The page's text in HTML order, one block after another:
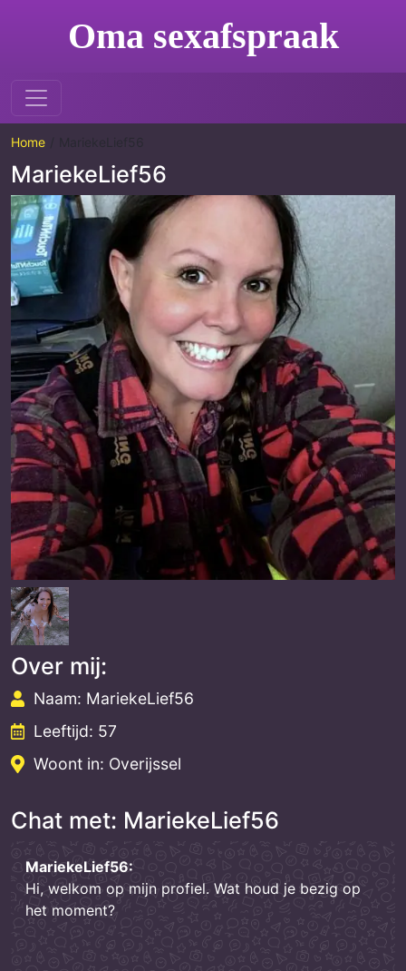
Oma sexafspraak
Home
MariekeLief56
Over mij:
Naam: MariekeLief56
Leeftijd: 57
Woont in: Overijssel
Chat met: MariekeLief56
MariekeLief56:
Hi, welkom op mijn profiel. Wat houd je bezig op
het moment?